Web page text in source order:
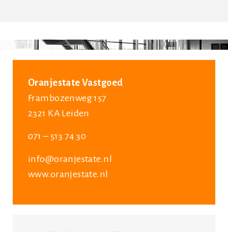
Oranjestate Vastgoed
Frambozenweg 157
2321 KA Leiden
071 – 513 74 30
info@oranjestate.nl
www.oranjestate.nl